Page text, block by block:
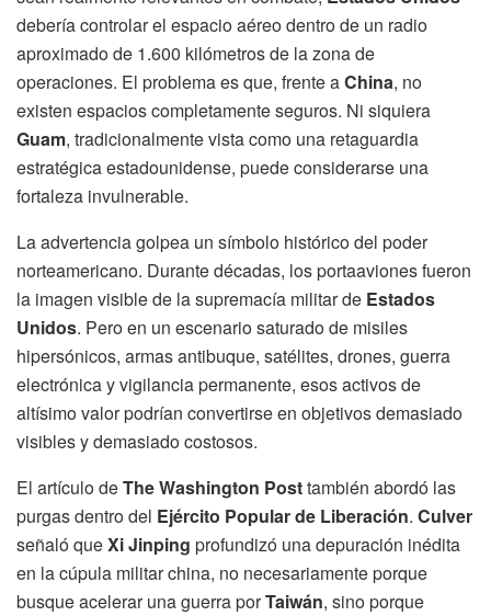
debería controlar el espacio aéreo dentro de un radio
aproximado de 1.600 kilómetros de la zona de
operaciones. El problema es que, frente aChina, no
existen espacios completamente seguros. Ni siquiera
Guam, tradicionalmente vista como una retaguardia
estratégica estadounidense, puede considerarse una
fortaleza invulnerable.
La advertencia golpea un símbolo histórico del poder
norteamericano. Durante décadas, los portaaviones fueron
la imagen visible de la supremacía militar de Estados
Unidos. Pero en un escenario saturado de misiles
hipersónicos, armas antibuque, satélites, drones, guerra
electrónica y vigilancia permanente, esos activos de
altísimo valor podrían convertirse en objetivos demasiado
visibles y demasiado costosos.
El artículo deThe Washington Posttambién abordó las
purgas dentro del Ejército Popular de Liberación. Culver
señaló queXi Jinping profundizó una depuración inédita
en la cúpula militar china, no necesariamente porque
busque acelerar una guerra porTaiwán, sino porque